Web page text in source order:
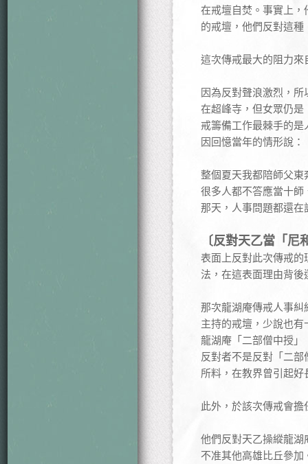
在戒壇自焚。事實上
的戒壇，他們反對這
這次傳戒最大的阻力
因為反對聲浪激烈，
在超峰寺，但女眾仍
戒籌備工作最棘手的
因回憶當年的情形說：
整個夏天我都陪師父
很多人都不答應當十
那天，人事問題都還在
〔反對天乙當「尼
表面上反對此次傳戒
法，在這表面理由背
那次龍湖庵傳戒人事
主持的戒壇，少說也
龍湖庵「二部僧中授
反對者不是反對「二
所料，在教界曾引起
此外，於該次傳戒會
他們反對天乙操縱龍
不准其他高雄比丘參